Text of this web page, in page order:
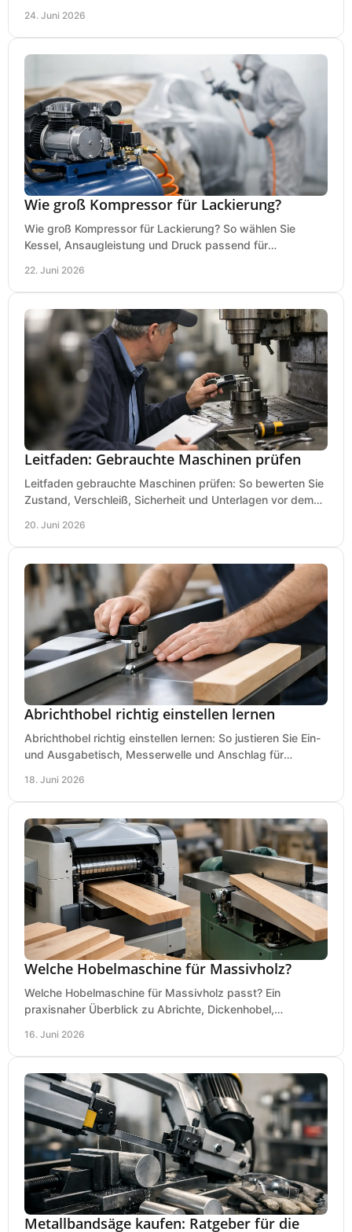
24. Juni 2026
Wie groß Kompressor für Lackierung?
Wie groß Kompressor für Lackierung? So wählen Sie
Kessel, Ansaugleistung und Druck passend für
22. Juni 2026
Leitfaden: Gebrauchte Maschinen prüfen
Leitfaden gebrauchte Maschinen prüfen: So bewerten Sie
Zustand, Verschleiß, Sicherheit und Unterlagen vor dem
20. Juni 2026
Abrichthobel richtig einstellen lernen
Abrichthobel richtig einstellen lernen: So justieren Sie Ein-
und Ausgabetisch, Messerwelle und Anschlag für
18. Juni 2026
Welche Hobelmaschine für Massivholz?
Welche Hobelmaschine für Massivholz passt? Ein
praxisnaher Überblick zu Abrichte, Dickenhobel,
16. Juni 2026
Metallbandsäge kaufen: Ratgeber für die